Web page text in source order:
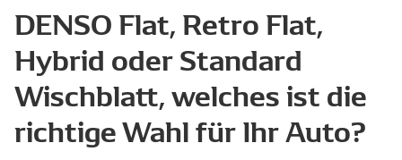
DENSO Flat, Retro Flat,
Hybrid oder Standard
Wischblatt, welches ist die
richtige Wahl für Ihr Auto?